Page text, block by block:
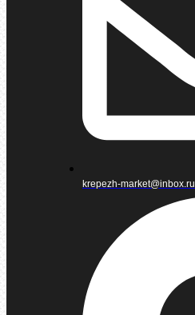
krepezh-market@inbox.ru